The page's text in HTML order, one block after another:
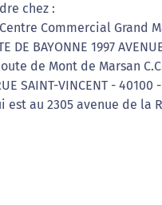
chez :
Commercial Grand
DE BAYONNE 1997
de Mont de Marsan
SAINT-VINCENT - 40100
est au 2305 avenue de la